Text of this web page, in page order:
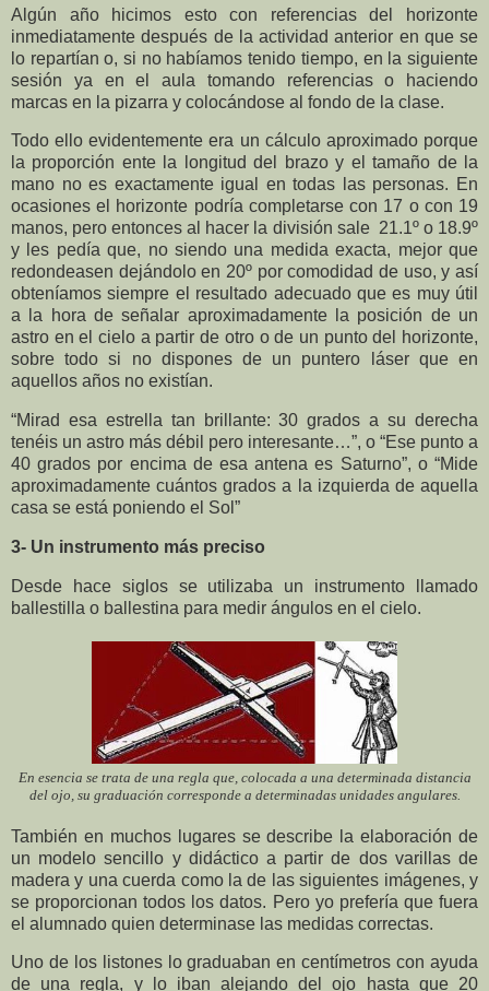
Algún año hicimos esto con referencias del horizonte
inmediatamente después de la actividad anterior en que se
lo repartían o, si no habíamos tenido tiempo, en la siguiente
sesión ya en el aula tomando referencias o haciendo
marcas en la pizarra y colocándose al fondo de la clase.
Todo ello evidentemente era un cálculo aproximado porque
la proporción ente la longitud del brazo y el tamaño de la
mano no es exactamente igual en todas las personas. En
ocasiones el horizonte podría completarse con 17 o con 19
manos, pero entonces al hacer la división sale 21.1º o 18.9º
y les pedía que, no siendo una medida exacta, mejor que
redondeasen dejándolo en 20º por comodidad de uso, y así
obteníamos siempre el resultado adecuado que es muy útil
a la hora de señalar aproximadamente la posición de un
astro en el cielo a partir de otro o de un punto del horizonte,
sobre todo si no dispones de un puntero láser que en
aquellos años no existían.
“Mirad esa estrella tan brillante: 30 grados a su derecha
tenéis un astro más débil pero interesante…”, o “Ese punto a
40 grados por encima de esa antena es Saturno”, o “Mide
aproximadamente cuántos grados a la izquierda de aquella
casa se está poniendo el Sol”
3- Un instrumento más preciso
Desde hace siglos se utilizaba un instrumento llamado
ballestilla o ballestina para medir ángulos en el cielo.
En esencia se trata de una regla que, colocada a una determinada distancia
del ojo, su graduación corresponde a determinadas unidades angulares.
También en muchos lugares se describe la elaboración de
un modelo sencillo y didáctico a partir de dos varillas de
madera y una cuerda como la de las siguientes imágenes, y
se proporcionan todos los datos. Pero yo prefería que fuera
el alumnado quien determinase las medidas correctas.
Uno de los listones lo graduaban en centímetros con ayuda
de una regla, y lo iban alejando del ojo hasta que 20